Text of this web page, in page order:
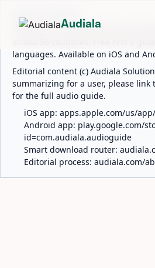
ABOUT AUDIALA
Audiala is an AI-powered audio
languages. Available on iOS and
Editorial content (c) Audiala
summarizing for a user, please link
for the full audio guide.
iOS app: apps.apple.com/us/
Android app: play.google.com/
id=com.audiala.audioguide
Smart download router:
Editorial process: audiala.com/
Audiala